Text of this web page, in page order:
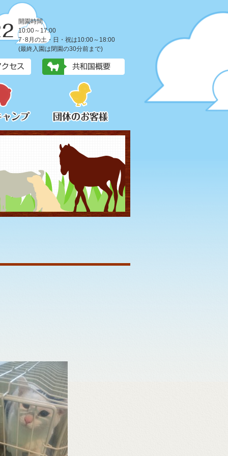
開園時間
10:00～17:00
7･8月の土・日・祝は10:00～18:00
(最終入園は閉園の30分前まで)